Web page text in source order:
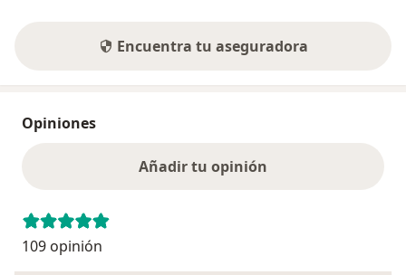
Encuentra tu aseguradora
Opiniones
Añadir tu opinión
109 opinión